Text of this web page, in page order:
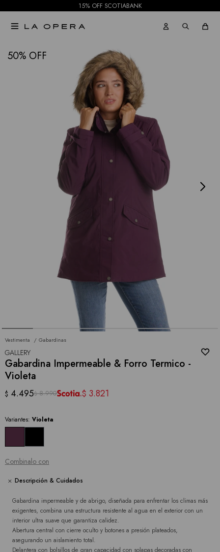
15% OFF SCOTIABANK

50
Vestimenta Gabardinas
GALLERY
Gabardina Impermeable & Forro Termico -
Violeta
$ 4.495$ 8.990 $ 3.821
Variantes: Violeta
Combinalo con
Descripción & Cuidados
Gabardina impermeable y de abrigo, diseñada para enfrentar los climas más
exigentes, combina una estructura resistente al agua en el exterior con un
interior ultra suave que garantiza calidez.
Abertura central con cierre oculto y botones a presión plateados,
asegurando un aislamiento total.
Delantera con bolsillos de gran capacidad con solapas decoradas con
NOTIFICARME